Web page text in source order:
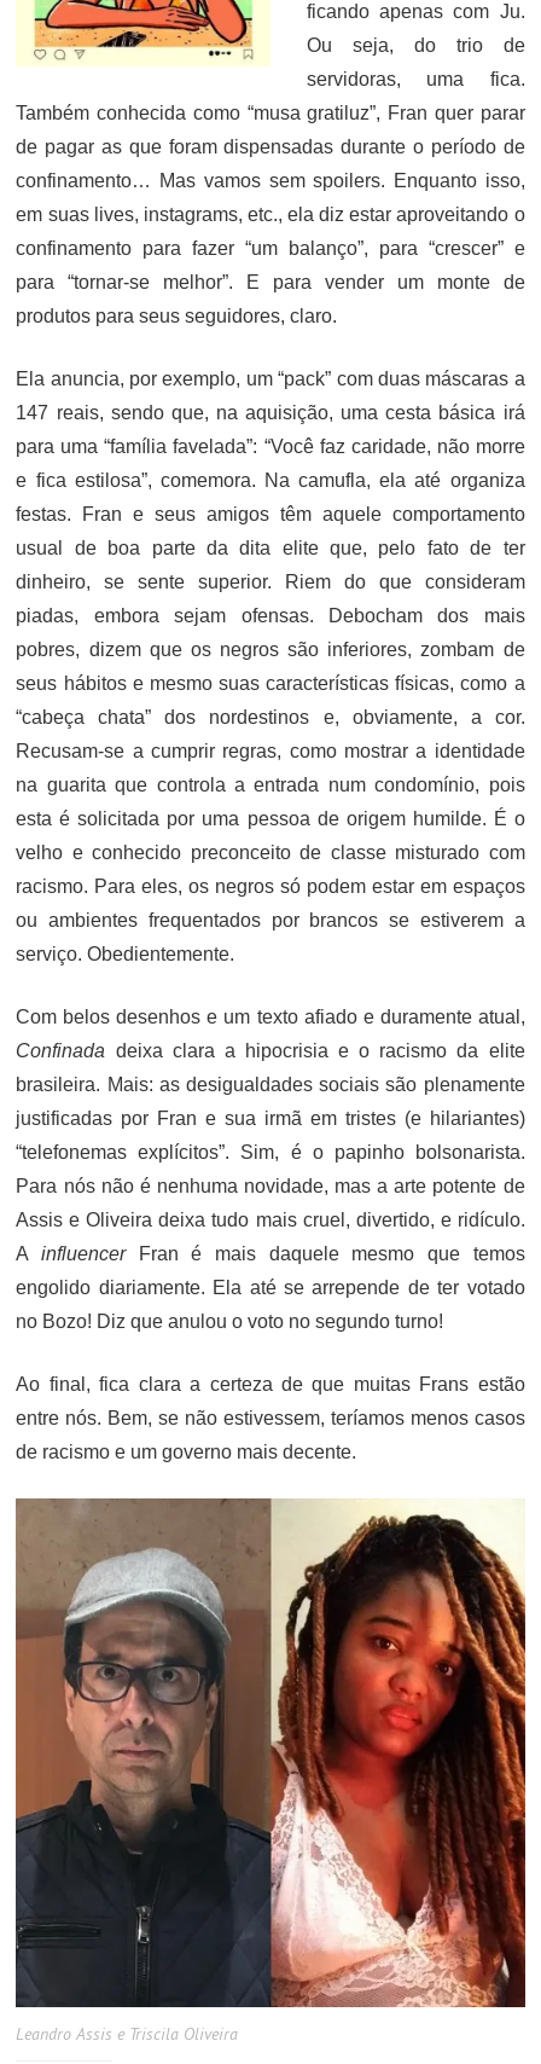
ficando apenas com Ju.
Ou seja, do trio de
servidoras, uma fica.
Também conhecida como “musa gratiluz”, Fran quer parar
de pagar as que foram dispensadas durante o período de
confinamento… Mas vamos sem spoilers. Enquanto isso,
em suas lives, instagrams, etc., ela diz estar aproveitando o
confinamento para fazer “um balanço”, para “crescer” e
para “tornar-se melhor”. E para vender um monte de
produtos para seus seguidores, claro.
Ela anuncia, por exemplo, um “pack” com duas máscaras a
147 reais, sendo que, na aquisição, uma cesta básica irá
para uma “família favelada”: “Você faz caridade, não morre
e fica estilosa”, comemora. Na camufla, ela até organiza
festas. Fran e seus amigos têm aquele comportamento
usual de boa parte da dita elite que, pelo fato de ter
dinheiro, se sente superior. Riem do que consideram
piadas, embora sejam ofensas. Debocham dos mais
pobres, dizem que os negros são inferiores, zombam de
seus hábitos e mesmo suas características físicas, como a
“cabeça chata” dos nordestinos e, obviamente, a cor.
Recusam-se a cumprir regras, como mostrar a identidade
na guarita que controla a entrada num condomínio, pois
esta é solicitada por uma pessoa de origem humilde. É o
velho e conhecido preconceito de classe misturado com
racismo. Para eles, os negros só podem estar em espaços
ou ambientes frequentados por brancos se estiverem a
serviço. Obedientemente.
Com belos desenhos e um texto afiado e duramente atual,
Confinada deixa clara a hipocrisia e o racismo da elite
brasileira. Mais: as desigualdades sociais são plenamente
justificadas por Fran e sua irmã em tristes (e hilariantes)
“telefonemas explícitos”. Sim, é o papinho bolsonarista.
Para nós não é nenhuma novidade, mas a arte potente de
Assis e Oliveira deixa tudo mais cruel, divertido, e ridículo.
AinfluencerFran é mais daquele mesmo que temos
engolido diariamente. Ela até se arrepende de ter votado
no Bozo! Diz que anulou o voto no segundo turno!
Ao final, fica clara a certeza de que muitas Frans estão
entre nós. Bem, se não estivessem, teríamos menos casos
de racismo e um governo mais decente.
Leandro Assis e Triscila Oliveira